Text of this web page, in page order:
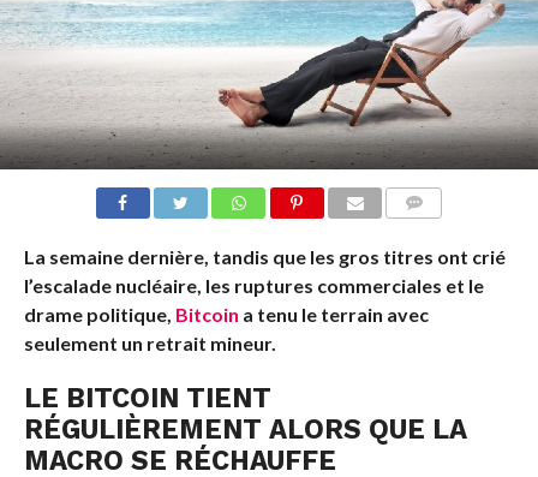
La semaine dernière, tandis que les gros titres ont crié
l’escalade nucléaire, les ruptures commerciales et le
drame politique, Bitcoin a tenu le terrain avec
seulement un retrait mineur.
LE BITCOIN TIENT
RÉGULIÈREMENT ALORS QUE LA
MACRO SE RÉCHAUFFE